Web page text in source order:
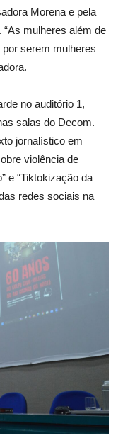
Morena e pela
mulheres além de
serem mulheres
no auditório 1,
salas do Decom.
jornalístico em
violência de
e “Tiktokização da
redes sociais na